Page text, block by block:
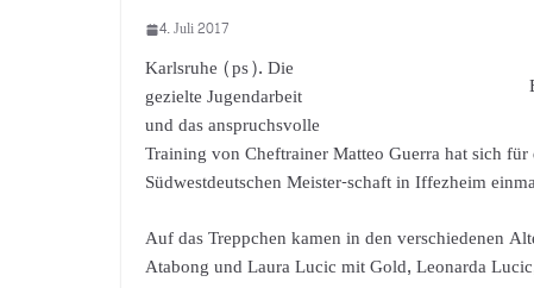
4. Juli 2017
Karlsruhe (ps). Die
gezielte Jugendarbeit
und das anspruchsvolle
Training von Cheftrainer Matteo Guerra hat sich
Südwestdeutschen Meister-schaft in Iffezheim
Auf das Treppchen kamen in den verschiedenen
Atabong und Laura Lucic mit Gold, Leonarda